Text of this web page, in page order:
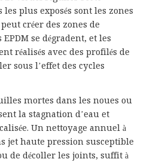
plus exposés sont les zones
créer des zones de
se dégradent, et les
réalisés avec des profilés de
sous l’effet des cycles
mortes dans les noues ou
la stagnation d’eau et
Un nettoyage annuel à
jet haute pression susceptible
de décoller les joints, suffit à